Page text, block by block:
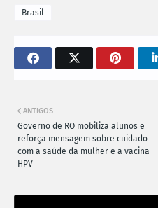
Brasil
ANTIGOS
Governo de RO mobiliza alunos e
reforça mensagem sobre cuidado
com a saúde da mulher e a vacina
HPV